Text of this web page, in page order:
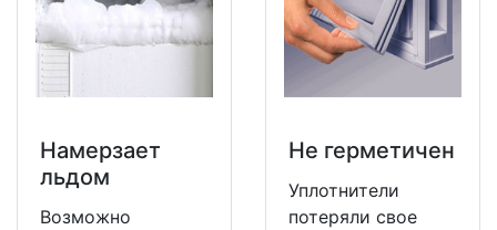
Намерзает
льдом
Возможно
Не герметичен
Уплотнители
потеряли свое